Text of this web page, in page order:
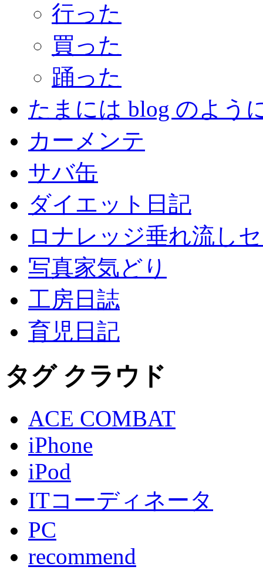
行った
買った
踊った
たまには blog のよう
カーメンテ
サバ缶
ダイエット日記
ロナレッジ垂れ流し
写真家気どり
工房日誌
育児日記
タグ クラウド
ACE COMBAT
iPhone
iPod
ITコーディネータ
PC
recommend